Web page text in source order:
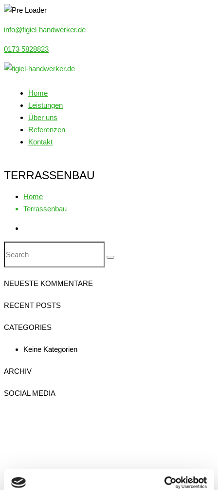
info@figiel-handwerker.de
0173 5828823
Home
Leistungen
Über uns
Referenzen
Kontakt
TERRASSENBAU
Home
Terrassenbau
NEUESTE KOMMENTARE
RECENT POSTS
CATEGORIES
Keine Kategorien
ARCHIV
SOCIAL MEDIA
Information